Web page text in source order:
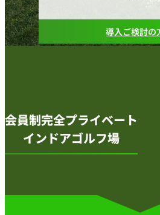
導入ご検討の
会員制完全プライベート
インドアゴルフ場